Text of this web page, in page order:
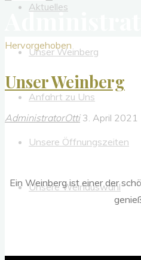
Aktuelles
Unser Weinberg
Anfahrt zu Uns
Unsere Öffnungszeiten
Unsere Weinauswahl
Hervorgehoben
Unser Weinberg
AdministratorOtti 3. April 2021
Ein Weinberg ist einer der